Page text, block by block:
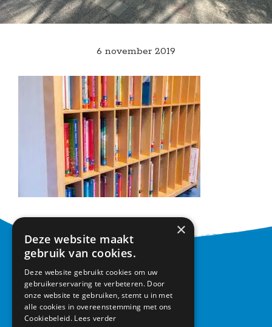
6 november 2019
CONTACT
Basisschool Vroonestein
Lohengrinhof 15-17
3438 RA Nieuwegein
×
Deze website maakt
gebruik van cookies.
Deze website gebruikt cookies om uw
gebruikerservaring te verbeteren. Door
onze website te gebruiken, stemt u in met
alle cookies in overeenstemming met ons
Cookiebeleid. Lees verder